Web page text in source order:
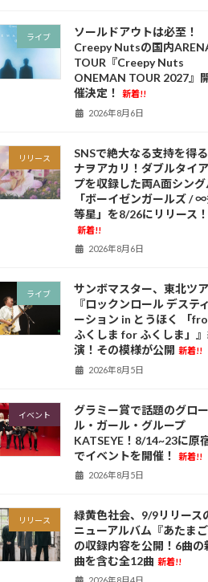
ライブ
ソールドアウトは必至！
Creepy Nutsの国内
TOUR『Creepy Nuts
ONEMAN TOUR 2027』
催決定！
新着!!
2026年8月6日
リリース
SNSで絶大なる支持を得
ナヲアカリ！ダブルタイ
プを収録した両A面シング
「ボーイゼンガールズ /
等星」を8/26にリリース！
新着!!
2026年8月6日
ライブ
サンボマスター、東北ツ
『ロックンロール デステ
ーション in とうほく 「
ふくしま for ふくしま」
演！その模様が公開 新着!!
2026年8月5日
イベント
グラミー賞で話題のグロ
ル・ガール・グループ
KATSEYE！8/14~23に原
でイベントを開催！
新着!!
2026年8月5日
リリース
緑黄色社会、9/9リリース
ニューアルバム『あたまご
の収録内容を公開！6曲の
曲を含む全12曲 新着!!